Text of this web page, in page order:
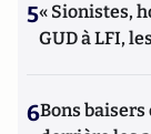
5« Sionistes,
GUD à LFI,
6Bons baisers